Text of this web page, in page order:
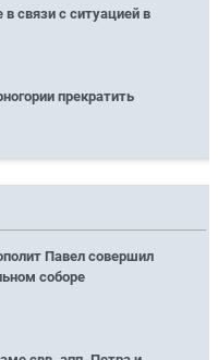
связи с ситуацией в
прекратить
Павел совершил
соборе